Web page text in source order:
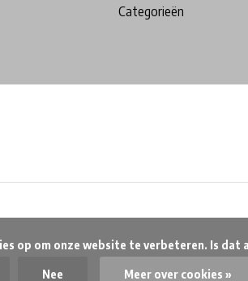
Categorieën
Nee Meer over cookies »